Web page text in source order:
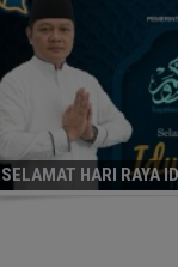
SELAMAT HARI RAYA